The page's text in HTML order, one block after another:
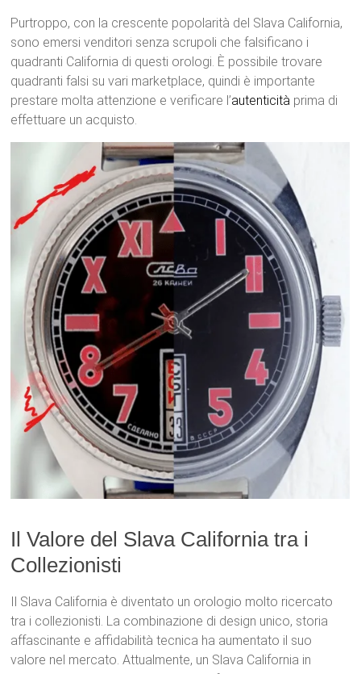
Purtroppo, con la crescente popolarità del Slava California,
sono emersi venditori senza scrupoli che falsificano i
quadranti California di questi orologi. È possibile trovare
quadranti falsi su vari marketplace, quindi è importante
prestare molta attenzione e verificare l’autenticità prima di
effettuare un acquisto.
Il Valore del Slava California tra i
Collezionisti
Il Slava California è diventato un orologio molto ricercato
tra i collezionisti. La combinazione di design unico, storia
affascinante e affidabilità tecnica ha aumentato il suo
valore nel mercato. Attualmente, un Slava California in